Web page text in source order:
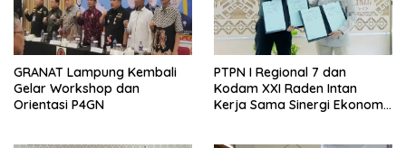
GRANAT Lampung Kembali
Gelar Workshop dan
Orientasi P4GN
PTPN I Regional 7 dan
Kodam XXI Raden Intan
Kerja Sama Sinergi Ekonomi